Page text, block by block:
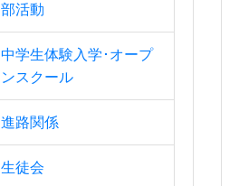
部活動
中学生体験入学･オープ
ンスクール
進路関係
生徒会